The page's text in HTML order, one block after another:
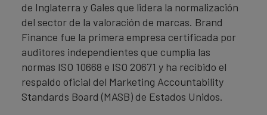
de Inglaterra y Gales que lidera la normalización
del sector de la valoración de marcas. Brand
Finance fue la primera empresa certificada por
auditores independientes que cumplía las
normas ISO 10668 e ISO 20671 y ha recibido el
respaldo oficial del Marketing Accountability
Standards Board (MASB) de Estados Unidos.